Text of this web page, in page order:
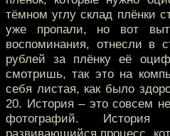
тёмном углу склад плёнки
уже пропали, но вот
воспоминания, отнесли в
рублей за плёнку её
смотришь, так это на
себя листая, как было
20. История – это совсем
фотографий.